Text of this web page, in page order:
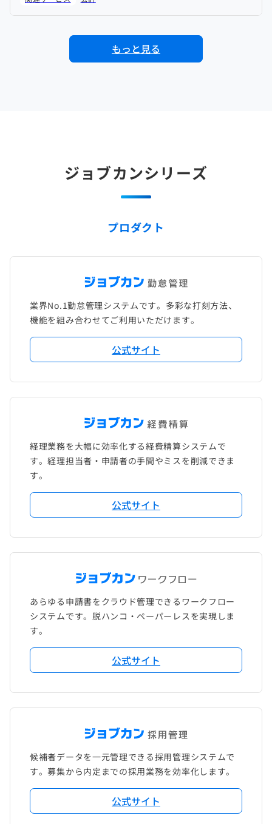
もっと見る
ジョブカンシリーズ
プロダクト
業界No.1勤怠管理システムです。多彩な打刻方法、
機能を組み合わせてご利用いただけます。
公式サイト
経理業務を大幅に効率化する経費精算システムで
す。経理担当者・申請者の手間やミスを削減できま
す。
公式サイト
あらゆる申請書をクラウド管理できるワークフロー
システムです。脱ハンコ・ペーパーレスを実現しま
す。
公式サイト
候補者データを一元管理できる採用管理システムで
す。募集から内定までの採用業務を効率化します。
公式サイト